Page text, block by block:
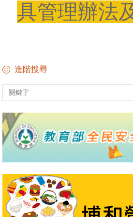
具管理辦法
進階搜尋